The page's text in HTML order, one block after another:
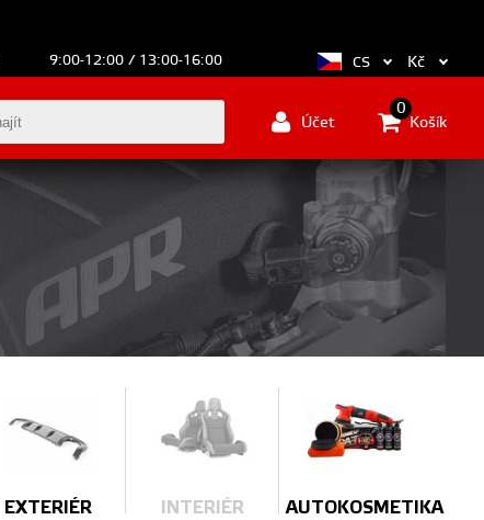
9:00-12:00 / 13:00-16:00 CS Kč
Účet Košík
0
EXTERIÉR INTERIÉR AUTOKOSMETIKA